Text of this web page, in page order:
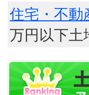
住宅・不動
万円以下